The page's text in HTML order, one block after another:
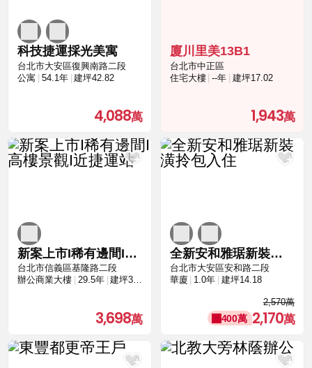
科技捷運採光美寓
台北市大安區復興南路二段
公寓
54.1年 建坪42.82
4,088
廈川里美13B1
台北市中正區
住宅大樓
--年 建坪17.02
1,943
新案上市I稀有邊間I高樓景觀I近捷運站
台北市信義區基隆路二段
辦公商業大樓
29.5年 建坪37.35
3,698
全新安和雅琚新裝潢拎包入住
台北市大安區安和路二段
華廈
1.0年 建坪14.18
2,570萬
400萬 2,170